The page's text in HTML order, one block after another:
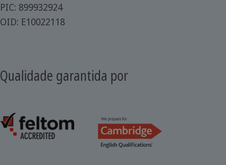
PIC: 899932924
OID: E10022118
Qualidade garantida por